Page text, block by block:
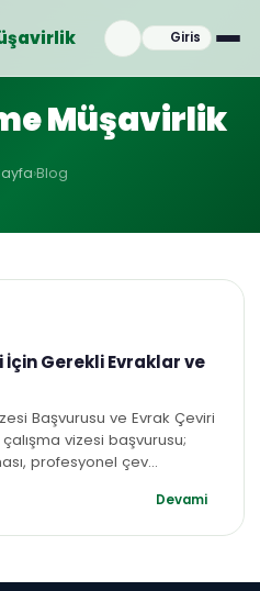
Giris
Müşavirlik
›Blog
Gerekli Evraklar ve
Başvurusu ve Evrak Çeviri
vizesi başvurusu;
profesyonel çev…
Devami